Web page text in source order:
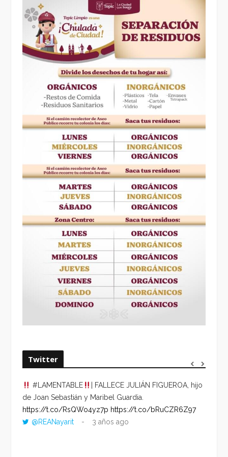
Twitter
#LAMENTABLE
| FALLECE JULIÁN FIGUEROA, hijo
de Joan Sebastián y Maribel Guardia.
https://t.co/RsQWo4yz7p https://t.co/bRuCZR6Z97
@REANayarit
3 años ago